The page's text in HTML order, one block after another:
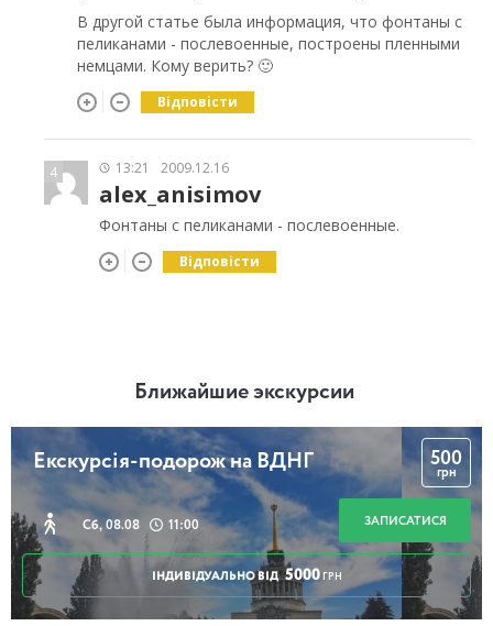
В другой статье была информация, что фонтаны с
пеликанами - послевоенные, построены пленными
немцами. Кому верить? 🙂
Відповісти
4 13:21 2009.12.16
alex_anisimov
Фонтаны с пеликанами - послевоенные.
Відповісти
Ближайшие экскурсии
Екскурсія-подорож на ВДНГ
Сб, 08.08 11:00
500
грн
ЗАПИСАТИСЯ
ІНДИВІДУАЛЬНО ВІД 5000 ГРН